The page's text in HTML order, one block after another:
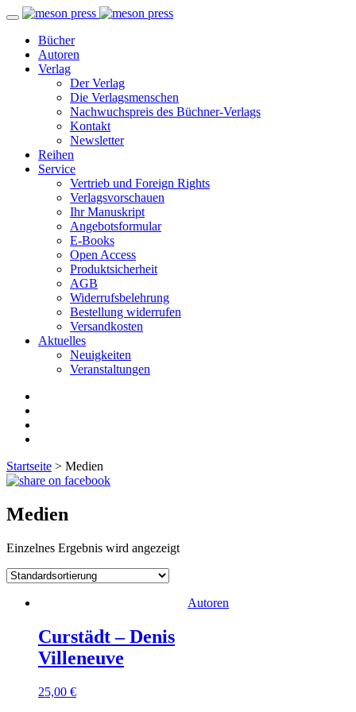
Bücher
Autoren
Verlag
Der Verlag
Die Verlagsmenschen
Nachwuchspreis des Büchner-Verlags
Kontakt
Newsletter
Reihen
Service
Vertrieb und Foreign Rights
Verlagsvorschauen
Ihr Manuskript
Angebotsformular
E-Books
Open Access
Produktsicherheit
AGB
Widerrufsbelehrung
Bestellung widerrufen
Versandkosten
Aktuelles
Neuigkeiten
Veranstaltungen
Startseite > Medien
Medien
Einzelnes Ergebnis wird angezeigt
Curstädt – Denis
Villeneuve
25,00 €
Autoren